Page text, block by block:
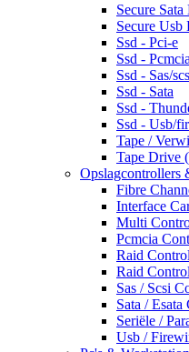
Secure
Secure Usb
Ssd - Pci-e
Ssd -
Ssd - Sas/
Ssd - Sata
Ssd -
Ssd - Usb/
Tape /
Tape Drive
Opslagcontrollers
Fibre
Interface
Multi
Pcmcia
Raid
Raid
Sas / Scsi
Sata /
Seriële /
Usb /